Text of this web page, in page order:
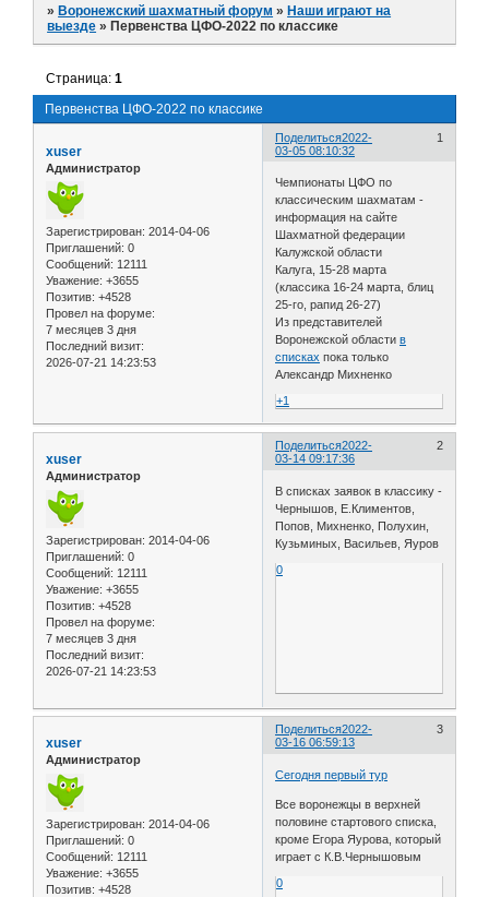
»Воронежский шахматный форум »Наши играют на
выезде »Первенства ЦФО-2022 по классике
Первенства ЦФО-2022 по классике
Страница:1
Поделиться 1
2022-
03-05 08:10:32
xuser
Администратор
Зарегистрирован: 2014-04-06
Приглашений: 0
Сообщений: 12111
Уважение: +3655
Позитив: +4528
Провел на форуме:
7 месяцев 3 дня
Последний визит:
2026-07-21 14:23:53
Чемпионаты ЦФО по
классическим шахматам -
информация на сайте
Шахматной федерации
Калужской области
Калуга, 15-28 марта
(классика 16-24 марта, блиц
25-го, рапид 26-27)
Из представителей
Воронежской областив
списках пока только
Александр Михненко
+1
Поделиться 2
2022-
03-14 09:17:36
xuser
Администратор
Зарегистрирован: 2014-04-06
Приглашений: 0
Сообщений: 12111
Уважение: +3655
Позитив: +4528
Провел на форуме:
7 месяцев 3 дня
Последний визит:
2026-07-21 14:23:53
В списках заявок в классику -
Чернышов, Е.Климентов,
Попов, Михненко, Полухин,
Кузьминых, Васильев, Яуров
0
Поделиться 3
2022-
03-16 06:59:13
xuser
Администратор
Зарегистрирован: 2014-04-06
Приглашений: 0
Сообщений: 12111
Уважение: +3655
Позитив: +4528
Сегодня первый тур
Все воронежцы в верхней
половине стартового списка,
кроме Егора Яурова, который
играет с К.В.Чернышовым
0